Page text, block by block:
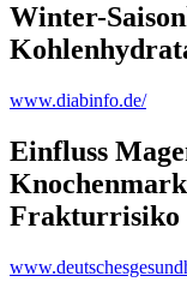
Winter-
www.diabinfo.de/
Einfluss
Frakturrisiko